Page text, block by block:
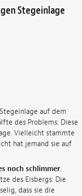
Stegeinlage
auf dem
des Problems: Diese
Vielleicht stammte
hat jemand sie auf
noch schlimmer.
des Eisbergs: Die
dass sie die